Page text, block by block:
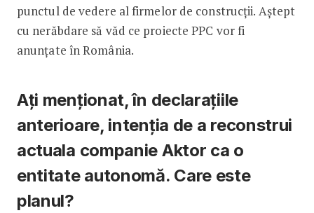
punctul de vedere al firmelor de construcții. Aștept
cu nerăbdare să văd ce proiecte PPC vor fi
anunțate în România.
Ați menționat, în declarațiile
anterioare, intenția de a reconstrui
actuala companie Aktor ca o
entitate autonomă. Care este
planul?